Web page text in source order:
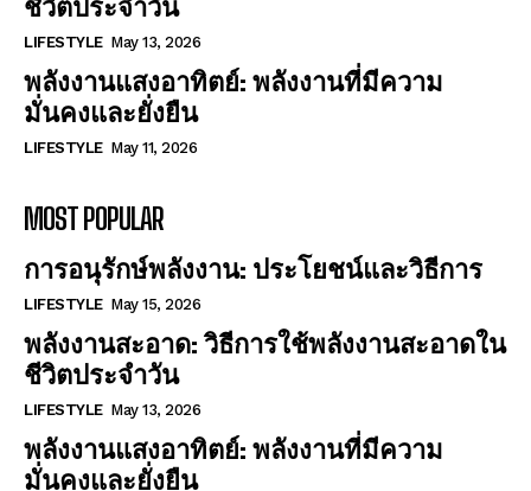
ชีวิตประจำวัน
LIFESTYLE May 13, 2026
พลังงานแสงอาทิตย์: พลังงานที่มีความ
มั่นคงและยั่งยืน
LIFESTYLE May 11, 2026
MOST POPULAR
การอนุรักษ์พลังงาน: ประโยชน์และวิธีการ
LIFESTYLE May 15, 2026
พลังงานสะอาด: วิธีการใช้พลังงานสะอาดใน
ชีวิตประจำวัน
LIFESTYLE May 13, 2026
พลังงานแสงอาทิตย์: พลังงานที่มีความ
มั่นคงและยั่งยืน